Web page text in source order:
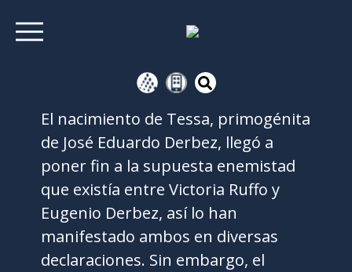
El nacimiento de Tessa, primogénita
de José Eduardo Derbez, llegó a
poner fin a la supuesta enemistad
que existía entre Victoria Ruffo y
Eugenio Derbez, así lo han
manifestado ambos en diversas
declaraciones. Sin embargo, el